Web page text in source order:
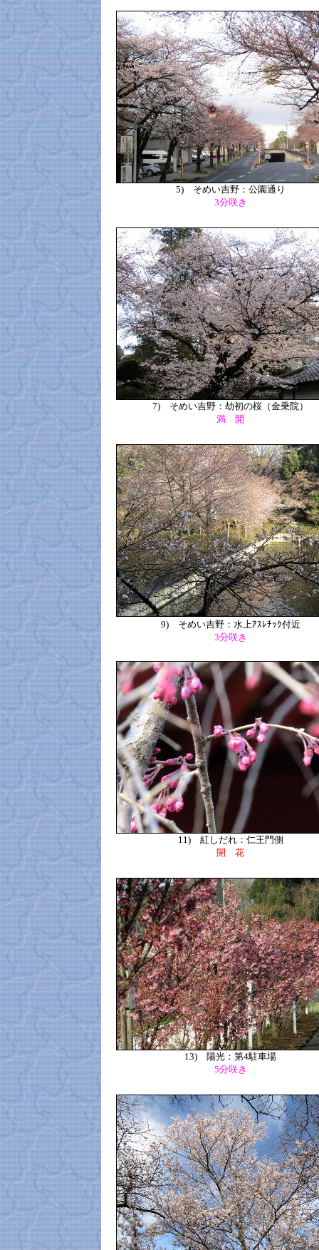
5)そめい吉野：公園通り
3分咲き
7)
そめい吉野：劫初の桜（金乗院）
満 開
9)そめい吉野：水上ｱｽﾚﾁｯｸ付近
3分咲き
11)
紅しだれ：仁王門側
開 花
13)
陽光：第4駐車場
5分咲き